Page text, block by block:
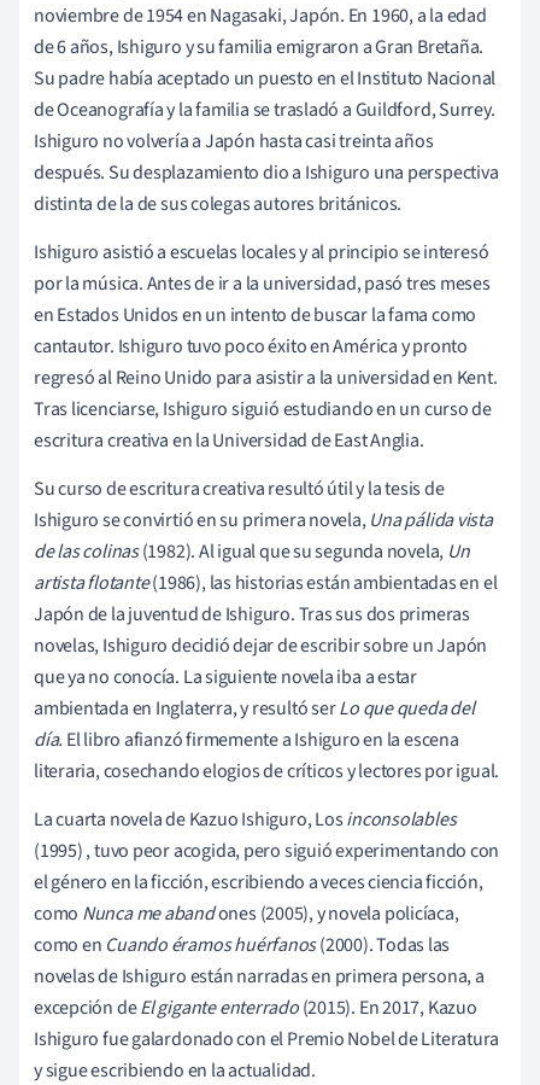
noviembre de 1954 en Nagasaki, Japón. En 1960, a la edad
de 6 años, Ishiguro y su familia emigraron a Gran Bretaña.
Su padre había aceptado un puesto en el Instituto Nacional
de Oceanografía y la familia se trasladó a Guildford, Surrey.
Ishiguro no volvería a Japón hasta casi treinta años
después. Su desplazamiento dio a Ishiguro una perspectiva
distinta de la de sus colegas autores británicos.
Ishiguro asistió a escuelas locales y al principio se interesó
por la música. Antes de ir a la universidad, pasó tres meses
en Estados Unidos en un intento de buscar la fama como
cantautor. Ishiguro tuvo poco éxito en América y pronto
regresó al Reino Unido para asistir a la universidad en Kent.
Tras licenciarse, Ishiguro siguió estudiando en un curso de
escritura creativa en la Universidad de East Anglia.
Su curso de escritura creativa resultó útil y la tesis de
Ishiguro se convirtió en su primera novela,Una pálida vista
de las colinas(1982). Al igual que su segunda novela, Un
artista flotante(1986), las historias están ambientadas en el
Japón de la juventud de Ishiguro. Tras sus dos primeras
novelas, Ishiguro decidió dejar de escribir sobre un Japón
que ya no conocía. La siguiente novela iba a estar
ambientada en Inglaterra, y resultó serLo que queda del
día. El libro afianzó firmemente a Ishiguro en la escena
literaria, cosechando elogios de críticos y lectores por igual.
La cuarta novela de Kazuo Ishiguro, Losinconsolables
(1995), tuvo peor acogida, pero siguió experimentando con
el género en la ficción, escribiendo a veces ciencia ficción,
como Nunca me abandones (2005), y novela policíaca,
como en Cuando éramos huérfanos(2000). Todas las
novelas de Ishiguro están narradas en primera persona, a
excepción deEl gigante enterrado(2015). En 2017, Kazuo
Ishiguro fue galardonado con el Premio Nobel de Literatura
y sigue escribiendo en la actualidad.